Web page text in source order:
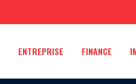
ENTREPRISE FINANCE